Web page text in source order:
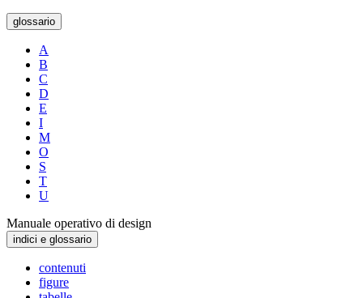
glossario
A
B
C
D
E
I
M
O
S
T
U
Manuale operativo di design
indici e glossario
contenuti
figure